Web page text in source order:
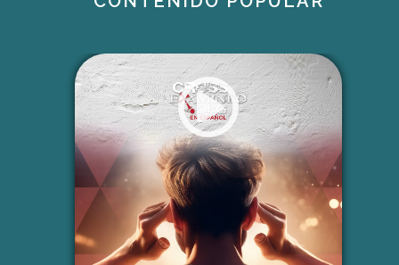
embargo, Frank subraya que el deseo no es
un criterio válido para determinar la verdad.
Algo no
es verdadero simplemente porque alguien q
uiera creerlo. La cuestión clave no […]